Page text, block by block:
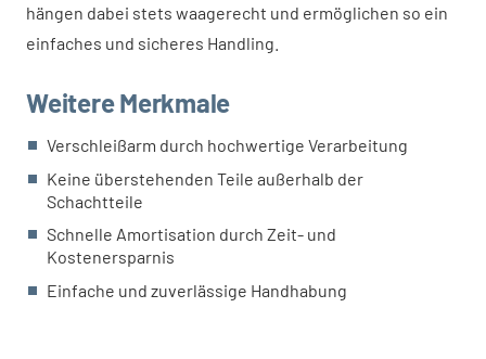
hängen dabei stets waagerecht und ermöglichen so ein
einfaches und sicheres Handling.
Weitere Merkmale
Verschleißarm durch hochwertige Verarbeitung
Keine überstehenden Teile außerhalb der
Schachtteile
Schnelle Amortisation durch Zeit- und
Kostenersparnis
Einfache und zuverlässige Handhabung